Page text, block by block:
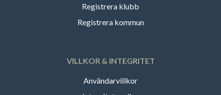
Registrera klubb
Registrera kommun
VILLKOR & INTEGRITET
Användarvillkor